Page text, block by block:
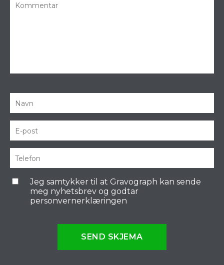
Jeg samtykker til at Gravograph kan sende
meg nyhetsbrev og godtar
personvernerklæringen
SEND SKJEMA